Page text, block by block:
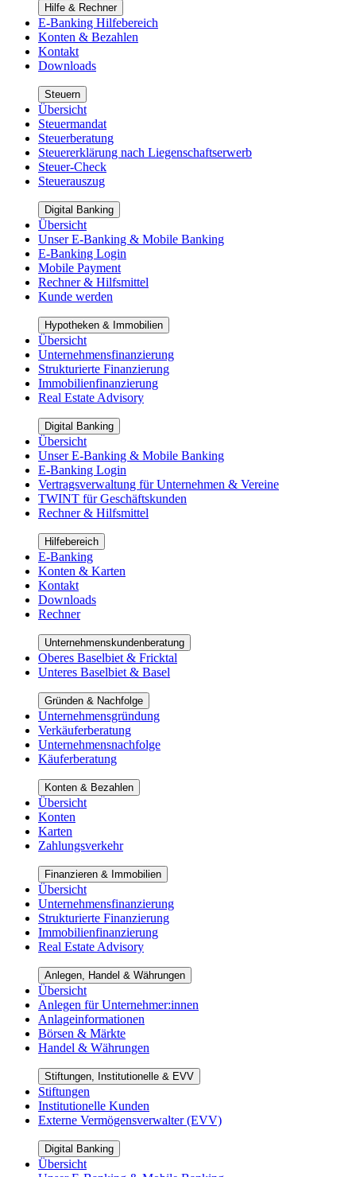
Hilfe & Rechner
E-Banking Hilfebereich
Konten & Bezahlen
Kontakt
Downloads
Steuern
Übersicht
Steuermandat
Steuerberatung
Steuererklärung nach Liegenschaftserwerb
Steuer-Check
Steuerauszug
Digital Banking
Übersicht
Unser E-Banking & Mobile Banking
E-Banking Login
Mobile Payment
Rechner & Hilfsmittel
Kunde werden
Hypotheken & Immobilien
Übersicht
Unternehmensfinanzierung
Strukturierte Finanzierung
Immobilienfinanzierung
Real Estate Advisory
Digital Banking
Übersicht
Unser E-Banking & Mobile Banking
E-Banking Login
Vertragsverwaltung für Unternehmen & Vereine
TWINT für Geschäftskunden
Rechner & Hilfsmittel
Hilfebereich
E-Banking
Konten & Karten
Kontakt
Downloads
Rechner
Unternehmenskundenberatung
Oberes Baselbiet & Fricktal
Unteres Baselbiet & Basel
Gründen & Nachfolge
Unternehmensgründung
Verkäuferberatung
Unternehmensnachfolge
Käuferberatung
Konten & Bezahlen
Übersicht
Konten
Karten
Zahlungsverkehr
Finanzieren & Immobilien
Übersicht
Unternehmensfinanzierung
Strukturierte Finanzierung
Immobilienfinanzierung
Real Estate Advisory
Anlegen, Handel & Währungen
Übersicht
Anlegen für Unternehmer:innen
Anlageinformationen
Börsen & Märkte
Handel & Währungen
Stiftungen, Institutionelle & EVV
Stiftungen
Institutionelle Kunden
Externe Vermögensverwalter (EVV)
Digital Banking
Übersicht